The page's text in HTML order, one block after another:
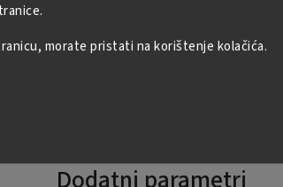
morate pristati na korištenje kolačića.
Dodatni parametri